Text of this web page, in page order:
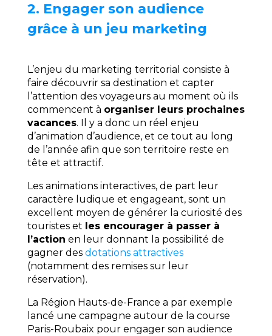
2. Engager son audience
grâce à un jeu marketing
L’enjeu du marketing territorial consiste à
faire découvrir sa destination et capter
l’attention des voyageurs au moment où ils
commencent à organiser leurs prochaines
vacances. Il y a donc un réel enjeu
d’animation d’audience, et ce tout au long
de l’année afin que son territoire reste en
tête et attractif.
Les animations interactives, de part leur
caractère ludique et engageant, sont un
excellent moyen de générer la curiosité des
touristes et les encourager à passer à
l’action en leur donnant la possibilité de
gagner des dotations attractives
(notamment des remises sur leur
réservation).
La Région Hauts-de-France a par exemple
lancé une campagne autour de la course
Paris-Roubaix pour engager son audience